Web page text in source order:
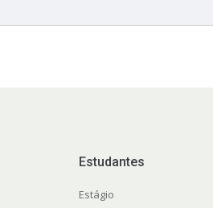
Estudantes
Estágio